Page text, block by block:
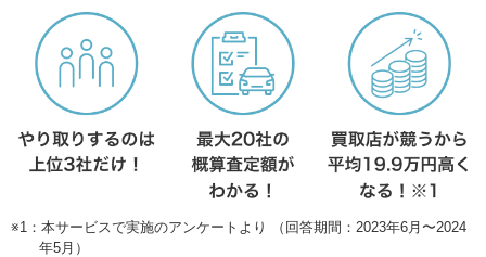
※1：本サービスで実施のアンケートより （回答期間：2023年6月〜2024
年5月）